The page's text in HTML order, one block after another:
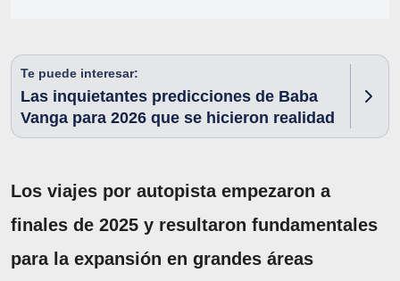
Te puede interesar:
Las inquietantes predicciones de Baba
Vanga para 2026 que se hicieron realidad
Los viajes por autopista empezaron a
finales de 2025 y resultaron fundamentales
para la expansión en grandes áreas